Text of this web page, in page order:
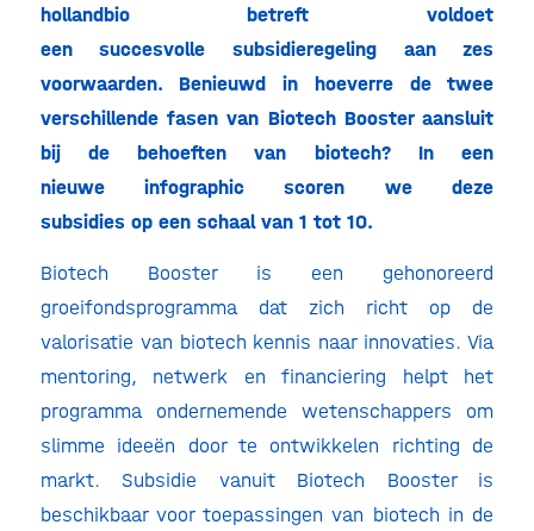
hollandbio betreft voldoet
een succesvolle subsidieregeling aan zes
voorwaarden. Benieuwd in hoeverre de twee
verschillende fasen van Biotech Booster aansluit
bij de behoeften van biotech? In een
nieuwe infographic scoren we deze
subsidies op een schaal van 1 tot 10.
Biotech Booster is een gehonoreerd
groeifondsprogramma dat zich richt op de
valorisatie van biotech kennis naar innovaties. Via
mentoring, netwerk en financiering helpt het
programma ondernemende wetenschappers om
slimme ideeën door te ontwikkelen richting de
markt. Subsidie vanuit Biotech Booster is
beschikbaar voor toepassingen van biotech in de